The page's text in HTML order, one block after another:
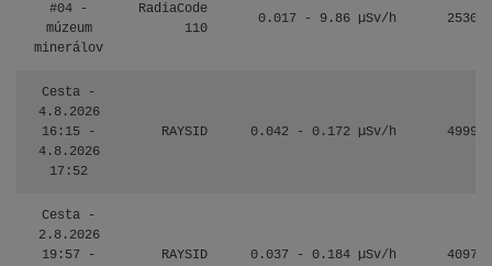
#04 -
múzeum
minerálov
RadiaCode
110
0.017 - 9.86 µSv/h 2530
Cesta -
4.8.2026
16:15 -
4.8.2026
17:52
RAYSID 0.042 - 0.172 µSv/h 4999
Cesta -
2.8.2026
19:57 -
RAYSID 0.037 - 0.184 µSv/h 4097